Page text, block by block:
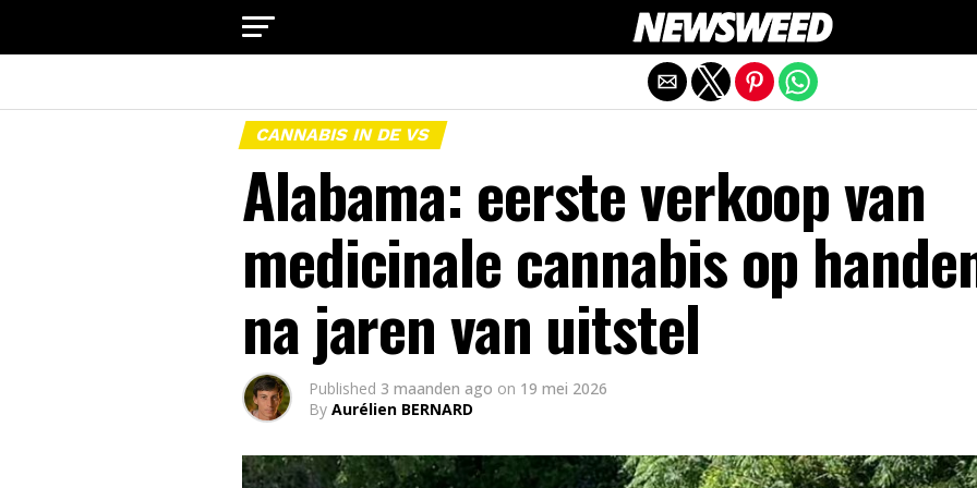
CANNABIS IN DE VS
Alabama: eerste verkoop van
medicinale cannabis op
na jaren van uitstel
Published 3 maanden ago on 19 mei 2026
By Aurélien BERNARD
Mobiele versie afsluiten